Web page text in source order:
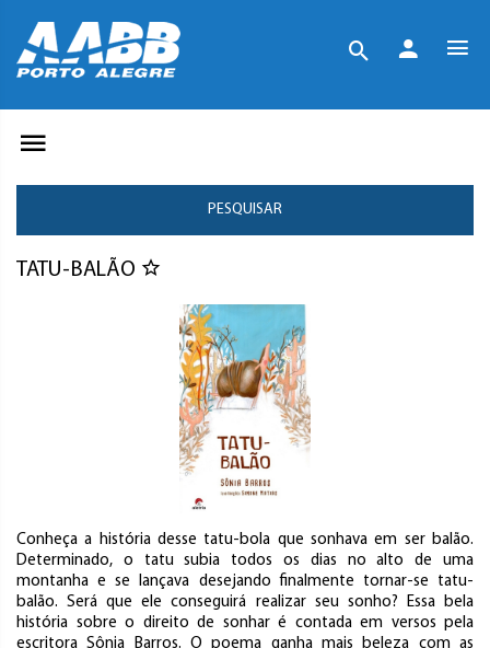
PESQUISAR
TATU-BALÃO
Conheça a história desse tatu-bola que sonhava em ser balão.
Determinado, o tatu subia todos os dias no alto de uma
montanha e se lançava desejando finalmente tornar-se tatu-
balão. Será que ele conseguirá realizar seu sonho? Essa bela
história sobre o direito de sonhar é contada em versos pela
escritora Sônia Barros. O poema ganha mais beleza com as